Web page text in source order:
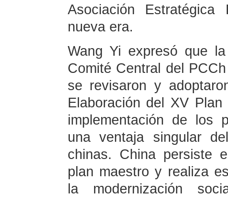
Asociación
nueva era.
Wang Yi expresó que
Comité Central del
se revisaron y
Elaboración del XV
implementación de los
una ventaja singular
chinas. China persiste
plan maestro y realiza
la modernización